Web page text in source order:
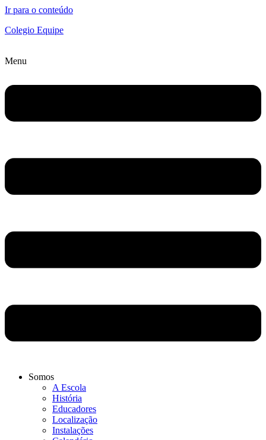
Ir para o conteúdo
Colegio Equipe
Menu
Somos
A Escola
História
Educadores
Localização
Instalações